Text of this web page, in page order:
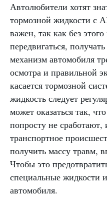
Автолюбители хотят
тормозной жидкости с
важен, так как без
передвигаться,
механизм автомобиля
осмотра и правильной
касается тормозной
жидкость следует
может оказаться так,
попросту не
транспортное
получить массу травм,
Чтобы это
специальные жидкости
автомобиля.